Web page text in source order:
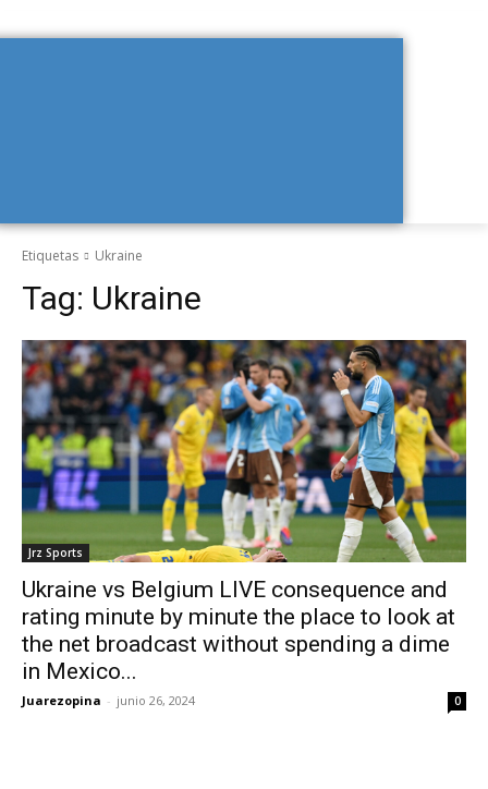
Etiquetas Ukraine
Tag: Ukraine
Jrz Sports
Ukraine vs Belgium LIVE consequence and
rating minute by minute the place to look at
the net broadcast without spending a dime
in Mexico...
Juarezopina - junio 26, 2024 0